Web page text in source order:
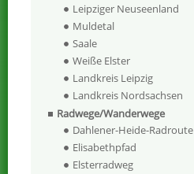
Leipziger Neuseenland
Muldetal
Saale
Weiße Elster
Landkreis Leipzig
Landkreis Nordsachsen
Radwege/Wanderwege
Dahlener-Heide-Radroute
Elisabethpfad
Elsterradweg